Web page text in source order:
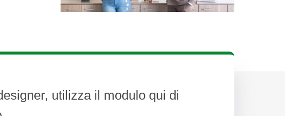
utilizza il modulo qui di